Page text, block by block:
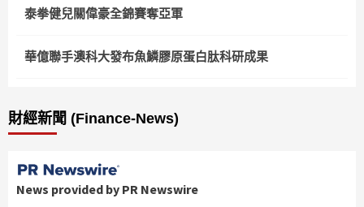
泰拳健兒關偉豪全錦賽奪亞軍
華億聯手澳科大發布魚鱗膠原蛋白肽科研成果
財經新聞 (Finance-News)
News provided by PR Newswire